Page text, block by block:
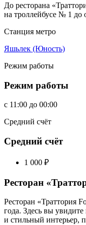
До ресторана
на троллейбусе № 1 до
Станция метро
Яшьлек (Юность)
Режим работы
Режим работы
c 11:00 до 00:00
Средний счёт
Средний счёт
1 000 ₽
Ресторан
Ресторан «Траттория
года. Здесь вы
и стильный интерьер,